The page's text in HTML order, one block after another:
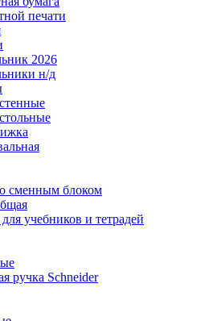
печати
2026
н/д
сменным блоком
учебников и тетрадей
ручка Schneider